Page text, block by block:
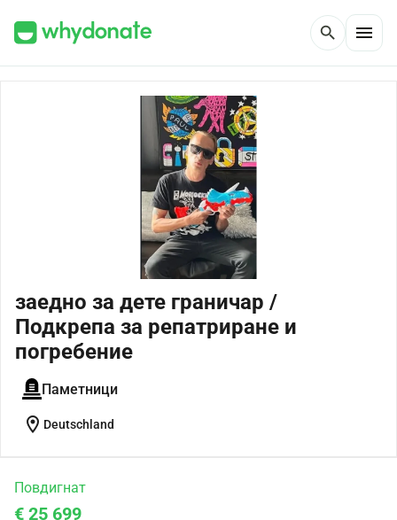
search menu
заедно за дете граничар /
Подкрепа за репатриране и
погребение
Паметници
location_on Deutschland
Повдигнат
€ 25 699